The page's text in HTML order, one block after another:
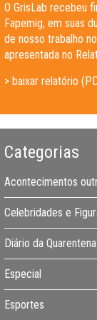
O GrisLab recebeu
Fapemig, em suas
de nosso trabalho
apresentada no
> baixar relatório
Categorias
Acontecimentos
Celebridades e
Diário da Quarentena
Especial
Esportes